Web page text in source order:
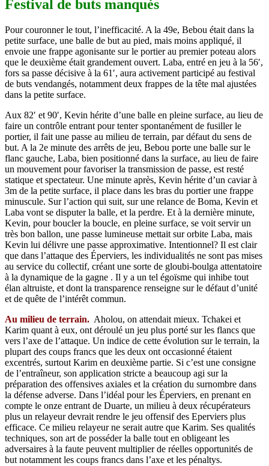
Festival de buts manqués
Pour couronner le tout, l’inefficacité. A la 49e, Bebou était dans la
petite surface, une balle de but au pied, mais moins appliqué, il
envoie une frappe agonisante sur le portier au premier poteau alors
que le deuxième était grandement ouvert. Laba, entré en jeu à la 56′,
fors sa passe décisive à la 61′, aura activement participé au festival
de buts vendangés, notamment deux frappes de la tête mal ajustées
dans la petite surface.
Aux 82′ et 90′, Kevin hérite d’une balle en pleine surface, au lieu de
faire un contrôle entrant pour tenter spontanément de fusiller le
portier, il fait une passe au milieu de terrain, par défaut du sens de
but. A la 2e minute des arrêts de jeu, Bebou porte une balle sur le
flanc gauche, Laba, bien positionné dans la surface, au lieu de faire
un mouvement pour favoriser la transmission de passe, est resté
statique et spectateur. Une minute après, Kevin hérite d’un caviar à
3m de la petite surface, il place dans les bras du portier une frappe
minuscule. Sur l’action qui suit, sur une relance de Boma, Kevin et
Laba vont se disputer la balle, et la perdre. Et à la dernière minute,
Kevin, pour boucler la boucle, en pleine surface, se voit servir un
très bon ballon, une passe lumineuse mettait sur orbite Laba, mais
Kevin lui délivre une passe approximative. Intentionnel? Il est clair
que dans l’attaque des Éperviers, les individualités ne sont pas mises
au service du collectif, créant une sorte de gloubi-boulga attentatoire
à la dynamique de la gagne . Il y a un tel égoïsme qui inhibe tout
élan altruiste, et dont la transparence renseigne sur le défaut d’unité
et de quête de l’intérêt commun.
Au milieu de terrain. Aholou, on attendait mieux. Tchakei et
Karim quant à eux, ont déroulé un jeu plus porté sur les flancs que
vers l’axe de l’attaque. Un indice de cette évolution sur le terrain, la
plupart des coups francs que les deux ont occasionné étaient
excentrés, surtout Karim en deuxième partie. Si c’est une consigne
de l’entraîneur, son application stricte a beaucoup agi sur la
préparation des offensives axiales et la création du surnombre dans
la défense adverse. Dans l’idéal pour les Éperviers, en prenant en
compte le onze entrant de Duarte, un milieu à deux récupérateurs
plus un relayeur devrait rendre le jeu offensif des Eperviers plus
efficace. Ce milieu relayeur ne serait autre que Karim. Ses qualités
techniques, son art de posséder la balle tout en obligeant les
adversaires à la faute peuvent multiplier de réelles opportunités de
but notamment les coups francs dans l’axe et les pénaltys.